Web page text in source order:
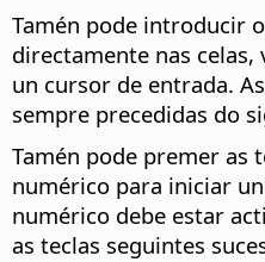
Tamén pode introducir
directamente nas celas,
un cursor de entrada.
sempre precedidas do
Tamén pode premer as
numérico para iniciar
numérico debe estar
as teclas seguintes